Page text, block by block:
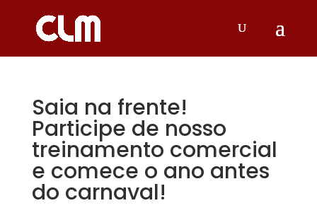
Saia na frente!
Participe de nosso
treinamento comercial
e comece o ano antes
do carnaval!